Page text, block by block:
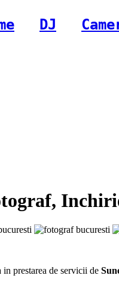
DJ
prestarea de servicii de